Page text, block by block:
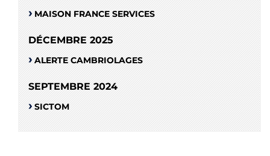
MAISON FRANCE SERVICES
DÉCEMBRE 2025
ALERTE CAMBRIOLAGES
SEPTEMBRE 2024
SICTOM